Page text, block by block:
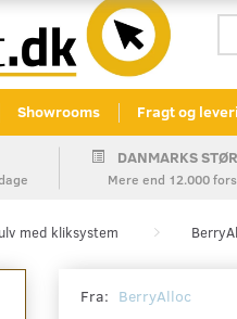
Showrooms Fragt og
DANMARKS
Mere end 12.000
med kliksystem
Fra: BerryAlloc